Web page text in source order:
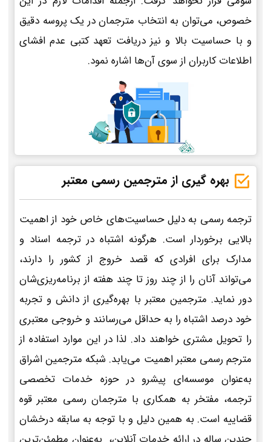
خصوص، می‌توان به انتخاب مترجمان در یک پروسه دقیق
و با حساسیت بالا و نیز دریافت تعهد کتبی عدم افشای
اطلاعات کاربران از سوی آن‌ها اشاره نمود.
بهره گیری از مترجمین رسمی معتبر
ترجمه رسمی به دلیل حساسیت‌های خاص خود از اهمیت
بالایی برخوردار است. هرگونه اشتباه در ترجمه اسناد و
مدارک برای افرادی که قصد خروج از کشور را دارند،
می‌تواند آنان را از چند روز تا چند هفته از برنامه‌ریزی‌شان
دور نماید. مترجمین معتبر با بهره‌گیری از دانش و تجربه
خود درصد اشتباه را به حداقل می‌رسانند و خروجی معتبری
را تحویل مشتری خواهند داد. لذا در این موارد استفاده از
مترجم رسمی معتبر اهمیت می‌یابد. شبکه مترجمین اشراق
به‌عنوان موسسه‌ای پیشرو در حوزه خدمات تخصصی
ترجمه، مفتخر به همکاری با مترجمان رسمی معتبر قوه
قضاییه است. به همین دلیل و با توجه به سابقه درخشان